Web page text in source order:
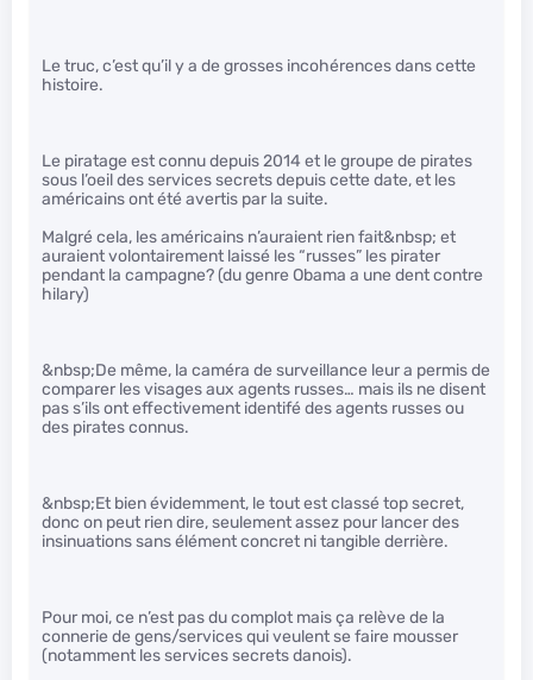
Le truc, c’est qu’il y a de grosses incohérences dans cette
histoire.
Le piratage est connu depuis 2014 et le groupe de pirates
sous l’oeil des services secrets depuis cette date, et les
américains ont été avertis par la suite.
Malgré cela, les américains n’auraient rien fait&nbsp; et
auraient volontairement laissé les “russes” les pirater
pendant la campagne? (du genre Obama a une dent contre
hilary)
&nbsp;De même, la caméra de surveillance leur a permis de
comparer les visages aux agents russes… mais ils ne disent
pas s’ils ont effectivement identifé des agents russes ou
des pirates connus.
&nbsp;Et bien évidemment, le tout est classé top secret,
donc on peut rien dire, seulement assez pour lancer des
insinuations sans élément concret ni tangible derrière.
Pour moi, ce n’est pas du complot mais ça relève de la
connerie de gens/services qui veulent se faire mousser
(notamment les services secrets danois).